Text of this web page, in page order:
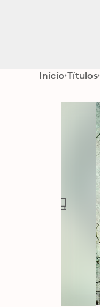
Inicio Títulos